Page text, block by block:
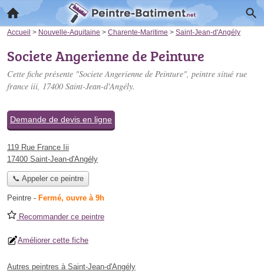
Accueil > Nouvelle-Aquitaine > Charente-Maritime > Saint-Jean-d'Angély
Societe Angerienne de Peinture
Cette fiche présente "Societe Angerienne de Peinture", peintre situé rue
france iii, 17400 Saint-Jean-d'Angély.
Demande de devis en ligne
119 Rue France Iii
17400 Saint-Jean-d'Angély
📞 Appeler ce peintre
Peintre - Fermé, ouvre à 9h
Recommander ce peintre
Améliorer cette fiche
Autres peintres à Saint-Jean-d'Angély